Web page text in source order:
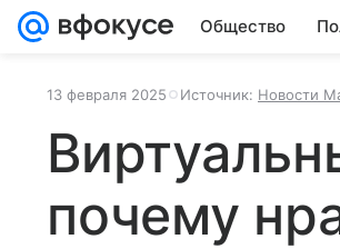
Общество
13 февраля 2025 Источник: Новости
почему